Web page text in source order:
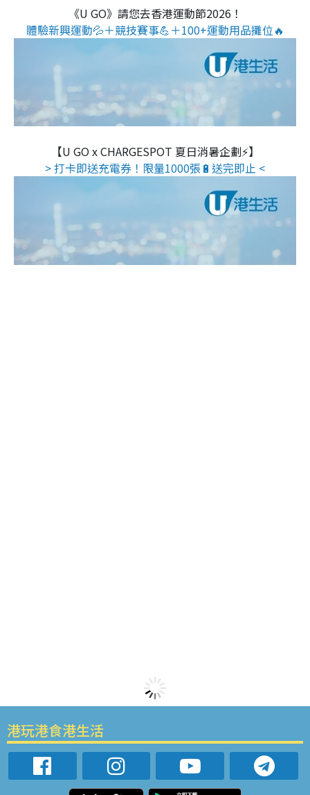
《U GO》請您去香港運動節2026！
體驗新興運動💦＋競技賽事💪＋100+運動用品攤位🔥
【U GO x CHARGESPOT 夏日消暑企劃⚡】
> 打卡即送充電券！限量1000張🔋送完即止 <
港玩港食港生活